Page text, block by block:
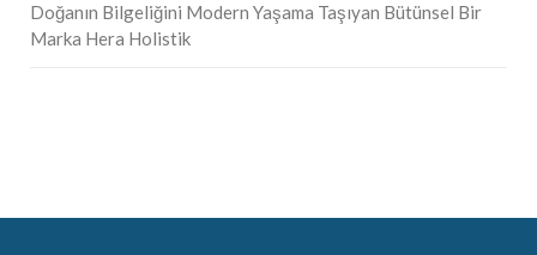
Doğanın Bilgeliğini Modern Yaşama Taşıyan Bütünsel Bir
Marka Hera Holistik